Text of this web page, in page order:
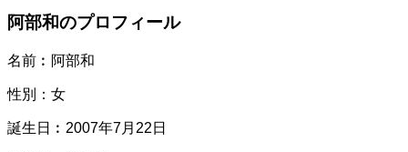
阿部和のプロフィール
名前︰阿部和
性別：女
誕生日︰2007年7月22日